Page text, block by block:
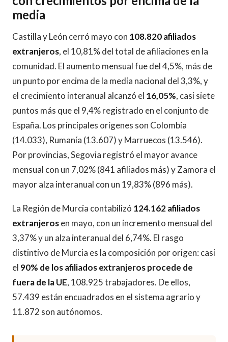
media
Castilla y León cerró mayo con 108.820 afiliados
extranjeros, el 10,81% del total de afiliaciones en la
comunidad. El aumento mensual fue del 4,5%, más de
un punto por encima de la media nacional del 3,3%, y
el crecimiento interanual alcanzó el 16,05%, casi siete
puntos más que el 9,4% registrado en el conjunto de
España. Los principales orígenes son Colombia
(14.033), Rumanía (13.607) y Marruecos (13.546).
Por provincias, Segovia registró el mayor avance
mensual con un 7,02% (841 afiliados más) y Zamora el
mayor alza interanual con un 19,83% (896 más).
La Región de Murcia contabilizó 124.162 afiliados
extranjerosen mayo, con un incremento mensual del
3,37% y un alza interanual del 6,74%. El rasgo
distintivo de Murcia es la composición por origen: casi
el 90% de los afiliados extranjeros procede de
fuera de la UE, 108.925 trabajadores. De ellos,
57.439 están encuadrados en el sistema agrario y
11.872 son autónomos.